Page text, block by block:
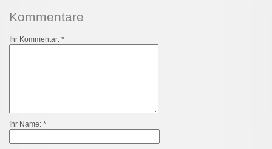
Kommentare
Ihr Kommentar: *
Ihr Name: *